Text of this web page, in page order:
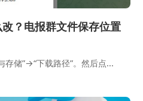
？电报群文件保存位置
存储”→“下载路径”。然后点...